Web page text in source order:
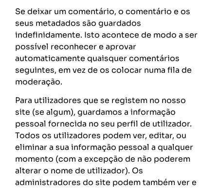
Se deixar um comentário, o comentário e os
seus metadados são guardados
indefinidamente. Isto acontece de modo a ser
possível reconhecer e aprovar
automaticamente quaisquer comentários
seguintes, em vez de os colocar numa fila de
moderação.
Para utilizadores que se registem no nosso
site (se algum), guardamos a informação
pessoal fornecida no seu perfil de utilizador.
Todos os utilizadores podem ver, editar, ou
eliminar a sua informação pessoal a qualquer
momento (com a excepção de não poderem
alterar o nome de utilizador). Os
administradores do site podem também ver e